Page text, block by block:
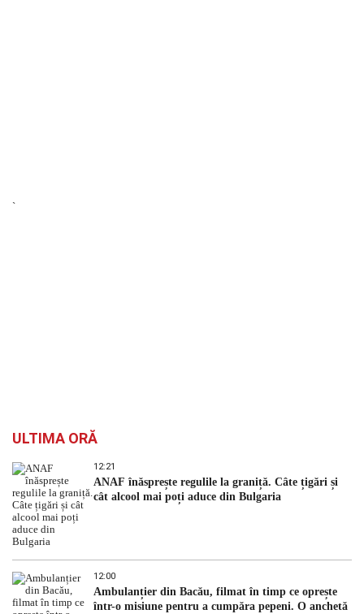
`
ULTIMA ORĂ
12:21
ANAF înăsprește regulile la graniță. Câte țigări și
cât alcool mai poți aduce din Bulgaria
12:00
Ambulanțier din Bacău, filmat în timp ce oprește
într-o misiune pentru a cumpăra pepeni. O anchetă